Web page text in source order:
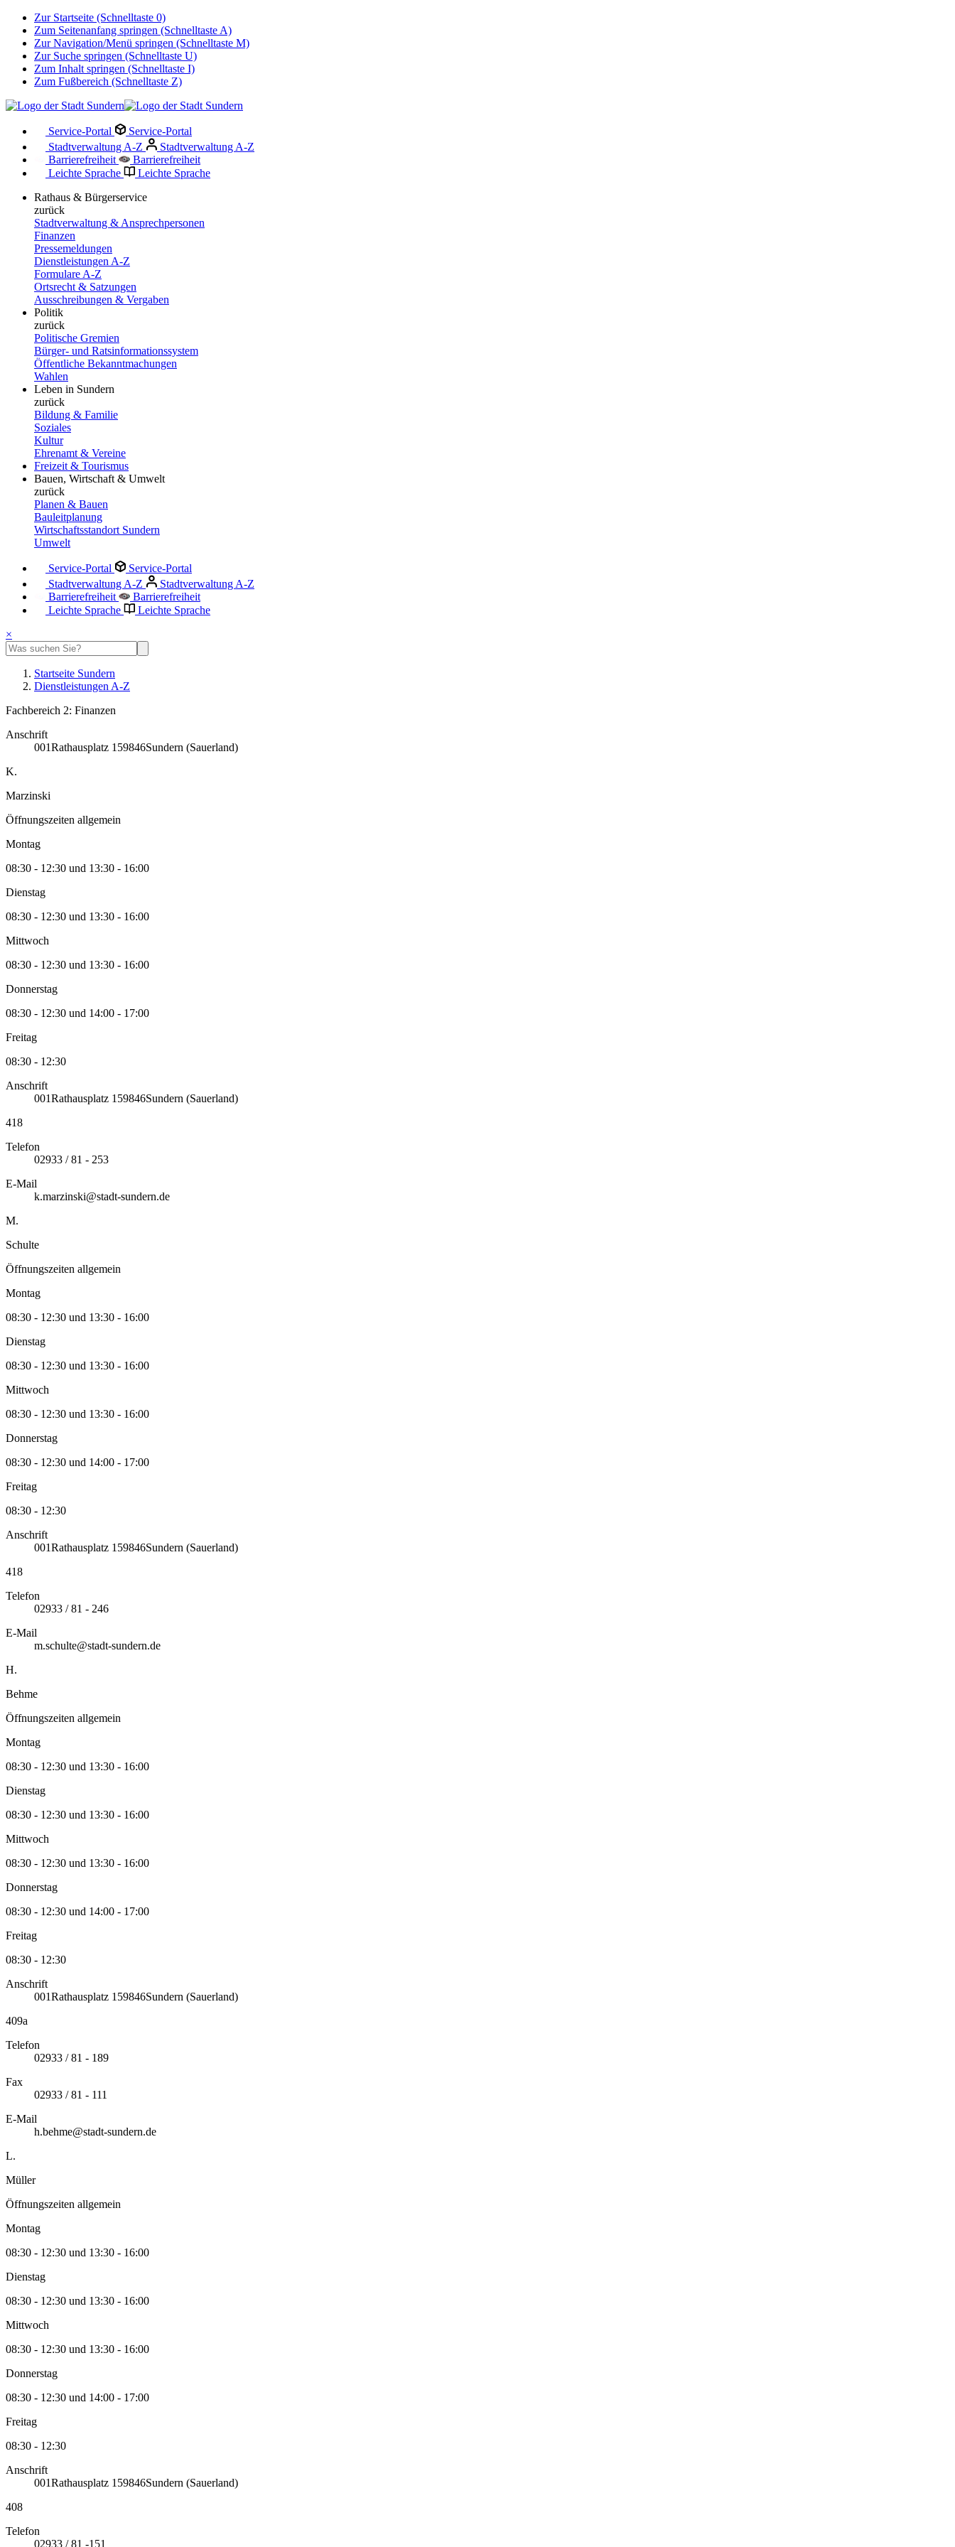
Zur Startseite (Schnelltaste 0)
Zum Seitenanfang springen (Schnelltaste A)
Zur Navigation/Menü springen (Schnelltaste M)
Zur Suche springen (Schnelltaste U)
Zum Inhalt springen (Schnelltaste I)
Zum Fußbereich (Schnelltaste Z)
Service-Portal
Service-Portal
Stadtverwaltung A-Z
Stadtverwaltung A-Z
Barrierefreiheit
Barrierefreiheit
Leichte Sprache
Leichte Sprache
Rathaus & Bürgerservice
zurück
Stadtverwaltung & Ansprechpersonen
Finanzen
Pressemeldungen
Dienstleistungen A-Z
Formulare A-Z
Ortsrecht & Satzungen
Ausschreibungen & Vergaben
Politik
zurück
Politische Gremien
Bürger- und Ratsinformationssystem
Öffentliche Bekanntmachungen
Wahlen
Leben in Sundern
zurück
Bildung & Familie
Soziales
Kultur
Ehrenamt & Vereine
Freizeit & Tourismus
Bauen, Wirtschaft & Umwelt
zurück
Planen & Bauen
Bauleitplanung
Wirtschaftsstandort Sundern
Umwelt
Service-Portal
Service-Portal
Stadtverwaltung A-Z
Stadtverwaltung A-Z
Barrierefreiheit
Barrierefreiheit
Leichte Sprache
Leichte Sprache
×
Startseite Sundern
Dienstleistungen A-Z
Fachbereich 2: Finanzen
Anschrift
001Rathausplatz 1 59846Sundern (Sauerland)
K.
Marzinski
Öffnungszeiten allgemein
Montag
08:30 - 12:30 und 13:30 - 16:00
Dienstag
08:30 - 12:30 und 13:30 - 16:00
Mittwoch
08:30 - 12:30 und 13:30 - 16:00
Donnerstag
08:30 - 12:30 und 14:00 - 17:00
Freitag
08:30 - 12:30
Anschrift
001Rathausplatz 1 59846Sundern (Sauerland)
418
Telefon
02933 / 81 - 253
E-Mail
k.marzinski@stadt-sundern.de
M.
Schulte
Öffnungszeiten allgemein
Montag
08:30 - 12:30 und 13:30 - 16:00
Dienstag
08:30 - 12:30 und 13:30 - 16:00
Mittwoch
08:30 - 12:30 und 13:30 - 16:00
Donnerstag
08:30 - 12:30 und 14:00 - 17:00
Freitag
08:30 - 12:30
Anschrift
001Rathausplatz 1 59846Sundern (Sauerland)
418
Telefon
02933 / 81 - 246
E-Mail
m.schulte@stadt-sundern.de
H.
Behme
Öffnungszeiten allgemein
Montag
08:30 - 12:30 und 13:30 - 16:00
Dienstag
08:30 - 12:30 und 13:30 - 16:00
Mittwoch
08:30 - 12:30 und 13:30 - 16:00
Donnerstag
08:30 - 12:30 und 14:00 - 17:00
Freitag
08:30 - 12:30
Anschrift
001Rathausplatz 1 59846Sundern (Sauerland)
409a
Telefon
02933 / 81 - 189
Fax
02933 / 81 - 111
E-Mail
h.behme@stadt-sundern.de
L.
Müller
Öffnungszeiten allgemein
Montag
08:30 - 12:30 und 13:30 - 16:00
Dienstag
08:30 - 12:30 und 13:30 - 16:00
Mittwoch
08:30 - 12:30 und 13:30 - 16:00
Donnerstag
08:30 - 12:30 und 14:00 - 17:00
Freitag
08:30 - 12:30
Anschrift
001Rathausplatz 1 59846Sundern (Sauerland)
408
Telefon
02933 / 81 -151